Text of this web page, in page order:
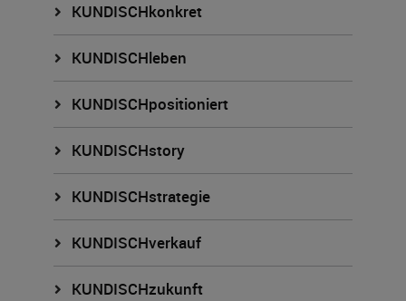
KUNDISCHkonkret
KUNDISCHleben
KUNDISCHpositioniert
KUNDISCHstory
KUNDISCHstrategie
KUNDISCHverkauf
KUNDISCHzukunft